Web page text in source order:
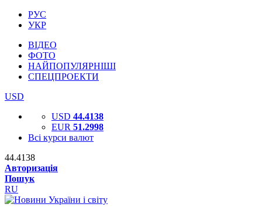
РУС
УКР
ВІДЕО
ФОТО
НАЙПОПУЛЯРНІШІ
СПЕЦПРОЕКТИ
USD
USD 44.4138
EUR 51.2998
Всі курси валют
44.4138
Авторизація
Пошук
RU